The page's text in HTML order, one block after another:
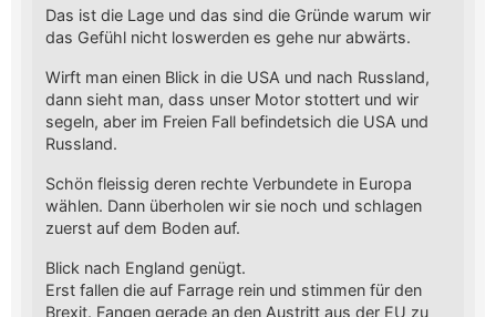
Das ist die Lage und das sind die Gründe warum wir
das Gefühl nicht loswerden es gehe nur abwärts.
Wirft man einen Blick in die USA und nach Russland,
dann sieht man, dass unser Motor stottert und wir
segeln, aber im Freien Fall befindetsich die USA und
Russland.
Schön fleissig deren rechte Verbundete in Europa
wählen. Dann überholen wir sie noch und schlagen
zuerst auf dem Boden auf.
Blick nach England genügt.
Erst fallen die auf Farrage rein und stimmen für den
Brexit. Fangen gerade an den Austritt aus der EU zu